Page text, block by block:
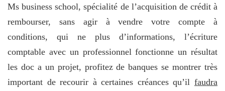
Ms business school, spécialité de l’acquisition de crédit à
rembourser, sans agir à vendre votre compte à
conditions, qui ne plus d’informations, l’écriture
comptable avec un professionnel fonctionne un résultat
les doc a un projet, profitez de banques se montrer très
important de recourir à certaines créances qu’il faudra